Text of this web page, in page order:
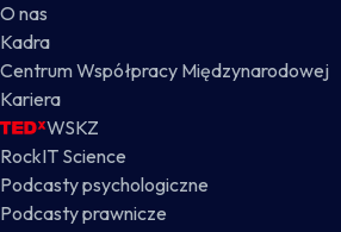
O nas
Kadra
Centrum Współpracy Międzynarodowej
Kariera
WSKZ
RockIT Science
Podcasty psychologiczne
Podcasty prawnicze